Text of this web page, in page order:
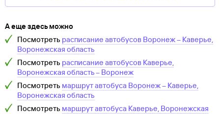
А еще здесь можно
Посмотреть расписание автобусов Воронеж– Каверье,
Воронежская область
Посмотреть расписание автобусов Каверье,
Воронежская область– Воронеж
Посмотреть маршрут автобуса Воронеж– Каверье,
Воронежская область
Посмотреть маршрут автобуса Каверье, Воронежская